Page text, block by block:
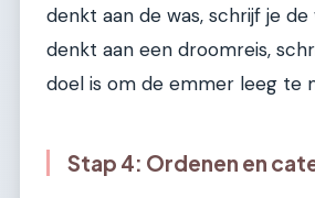
denkt aan de was, schrijf je de
denkt aan een droomreis,
doel is om de emmer leeg te
Stap 4: Ordenen en